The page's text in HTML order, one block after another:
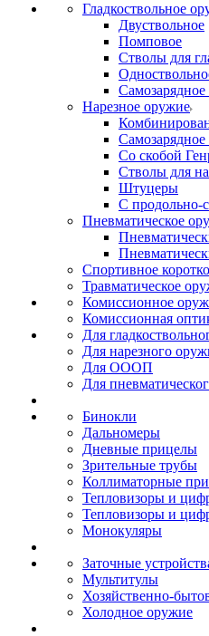
Гладкоствольное
Двуствольное
Помповое
Стволы для
Самозарядное
Нарезное оружие
Самозарядное
Со скобой
Стволы для
Штуцеры
С продольно-
Пневматическое
Спортивное
Травматическое
Комиссионное
Комиссионная
Для
Для нарезного
Для ОООП
Для
Бинокли
Дальномеры
Дневные прицелы
Зрительные трубы
Коллиматорные
Тепловизоры и
Тепловизоры и
Монокуляры
Заточные
Мультитулы
Хозяйственно-
Холодное оружие